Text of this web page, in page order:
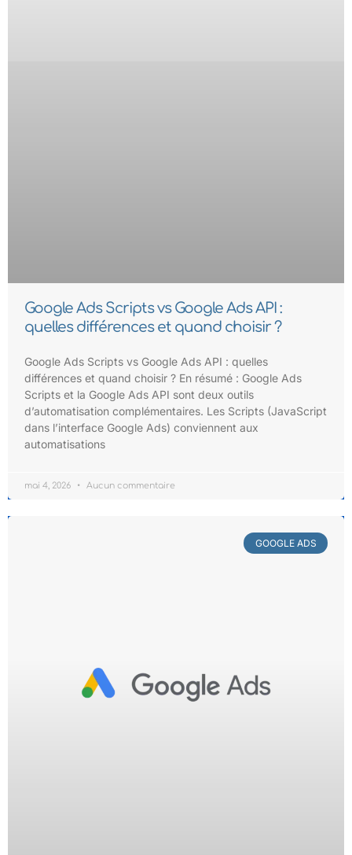
Google Ads Scripts vs Google Ads API :
quelles différences et quand choisir ?
Google Ads Scripts vs Google Ads API : quelles
différences et quand choisir ? En résumé : Google Ads
Scripts et la Google Ads API sont deux outils
d’automatisation complémentaires. Les Scripts (JavaScript
dans l’interface Google Ads) conviennent aux
automatisations
mai 4, 2026 Aucun commentaire
GOOGLE ADS